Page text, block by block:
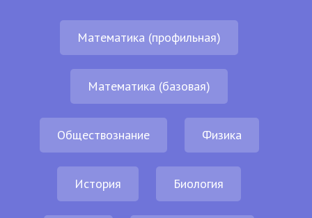
Математика (профильная)
Математика (базовая)
Обществознание Физика
История Биология